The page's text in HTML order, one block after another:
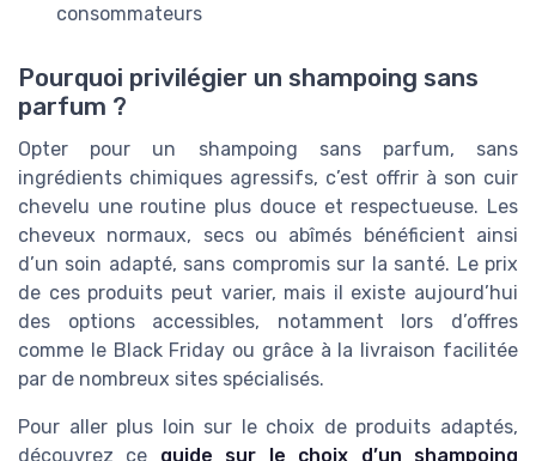
consommateurs
Pourquoi privilégier un shampoing sans
parfum ?
Opter pour un shampoing sans parfum, sans
ingrédients chimiques agressifs, c’est offrir à son cuir
chevelu une routine plus douce et respectueuse. Les
cheveux normaux, secs ou abîmés bénéficient ainsi
d’un soin adapté, sans compromis sur la santé. Le prix
de ces produits peut varier, mais il existe aujourd’hui
des options accessibles, notamment lors d’offres
comme le Black Friday ou grâce à la livraison facilitée
par de nombreux sites spécialisés.
Pour aller plus loin sur le choix de produits adaptés,
découvrez ce guide sur le choix d’un shampoing